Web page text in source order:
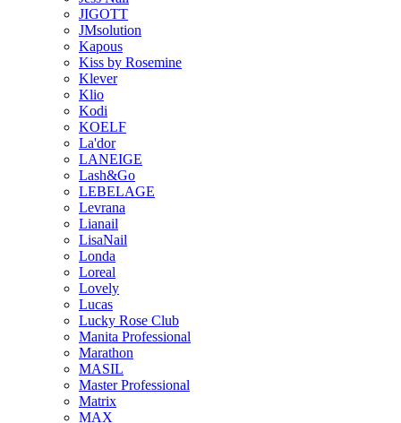
JIGOTT
JMsolution
Kapous
Kiss by Rosemine
Klever
Klio
Kodi
KOELF
La'dor
LANEIGE
Lash&Go
LEBELAGE
Levrana
Lianail
LisaNail
Londa
Loreal
Lovely
Lucas
Lucky Rose Club
Manita Professional
Marathon
MASIL
Master Professional
Matrix
MAX